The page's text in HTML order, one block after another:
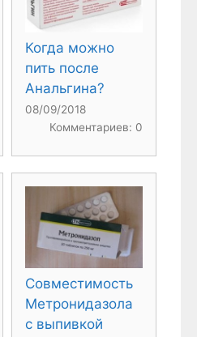
Когда можно
пить после
Анальгина?
08/09/2018
Комментариев: 0
Совместимость
Метронидазола
с выпивкой